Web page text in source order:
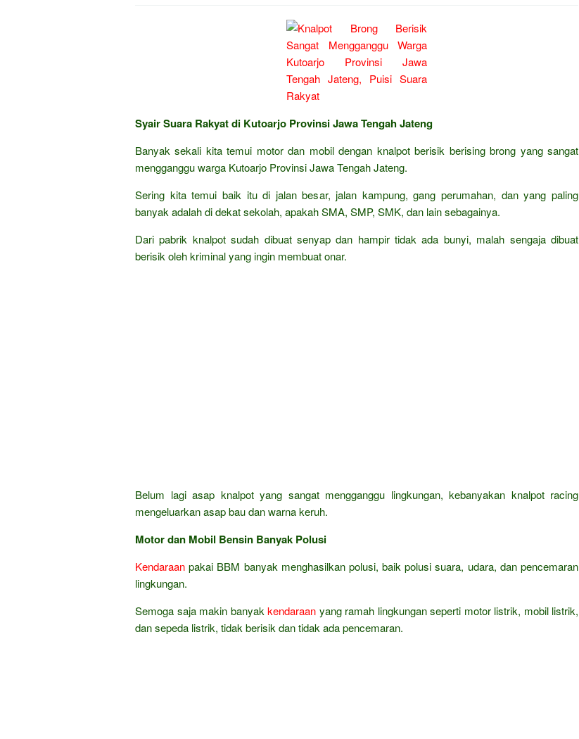
Syair Suara Rakyat di Kutoarjo Provinsi Jawa Tengah Jateng
Banyak sekali kita temui motor dan mobil dengan knalpot berisik berising brong yang sangat
mengganggu warga Kutoarjo Provinsi Jawa Tengah Jateng.
Sering kita temui baik itu di jalan besar, jalan kampung, gang perumahan, dan yang paling
banyak adalah di dekat sekolah, apakah SMA, SMP, SMK, dan lain sebagainya.
Dari pabrik knalpot sudah dibuat senyap dan hampir tidak ada bunyi, malah sengaja dibuat
berisik oleh kriminal yang ingin membuat onar.
Belum lagi asap knalpot yang sangat mengganggu lingkungan, kebanyakan knalpot racing
mengeluarkan asap bau dan warna keruh.
Motor dan Mobil Bensin Banyak Polusi
Kendaraan pakai BBM banyak menghasilkan polusi, baik polusi suara, udara, dan pencemaran
lingkungan.
Semoga saja makin banyak kendaraan yang ramah lingkungan seperti motor listrik, mobil listrik,
dan sepeda listrik, tidak berisik dan tidak ada pencemaran.